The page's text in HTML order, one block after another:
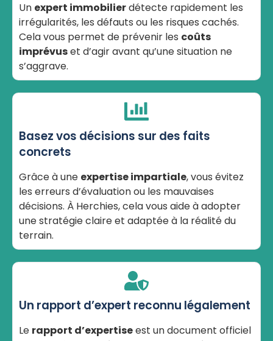
Un expert immobilierdétecte rapidement les
irrégularités, les défauts ou les risques cachés.
Cela vous permet de prévenir les coûts
imprévuset d’agir avant qu’une situation ne
s’aggrave.
Basez vos décisions sur des faits
concrets
Grâce à une expertise impartiale, vous évitez
les erreurs d’évaluation ou les mauvaises
décisions. À Herchies, cela vous aide à adopter
une stratégie claire et adaptée à la réalité du
terrain.
Un rapport d’expert reconnu légalement
Le rapport d’expertiseest un document officiel